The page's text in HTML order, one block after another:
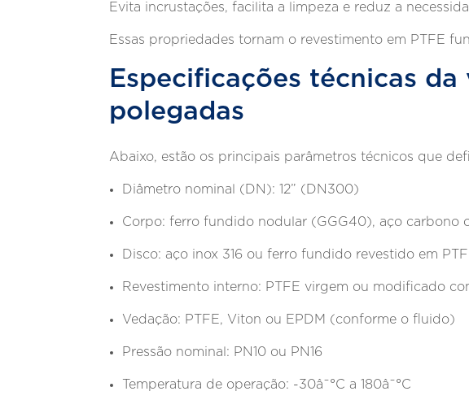
Evita incrustações, facilita a limpeza e reduz a
Essas propriedades tornam o revestimento em PTFE
Especificações técnicas
polegadas
Abaixo, estão os principais parâmetros técnicos que
Diâmetro nominal (DN): 12” (DN300)
Corpo: ferro fundido nodular (GGG40), aço carbono
Disco: aço inox 316 ou ferro fundido revestido em
Revestimento interno: PTFE virgem ou modificado
Vedação: PTFE, Viton ou EPDM (conforme o fluido)
Pressão nominal: PN10 ou PN16
Temperatura de operação: -30â¯°C a 180â¯°C